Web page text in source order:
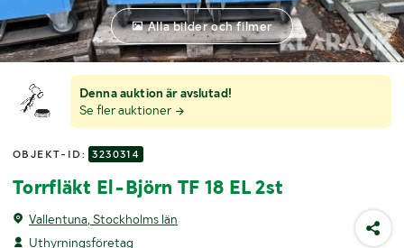
Denna auktion är avslutad!
Se fler auktioner
OBJEKT-ID: 3230314
Torrfläkt El-Björn TF 18 EL 2st
Vallentuna, Stockholms län
Uthyrningsföretag
Alla bilder och filmer